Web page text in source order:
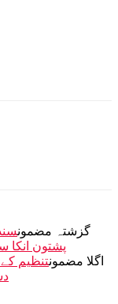
گزشتہ مضمون
پشتون انکا
اگلا مضمون